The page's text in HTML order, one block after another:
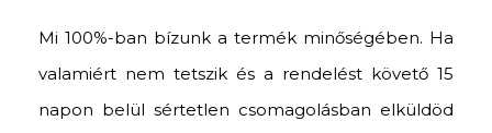
Mi 100%-ban bízunk a termék minőségében. Ha
valamiért nem tetszik és a rendelést követő 15
napon belül sértetlen csomagolásban elküldöd